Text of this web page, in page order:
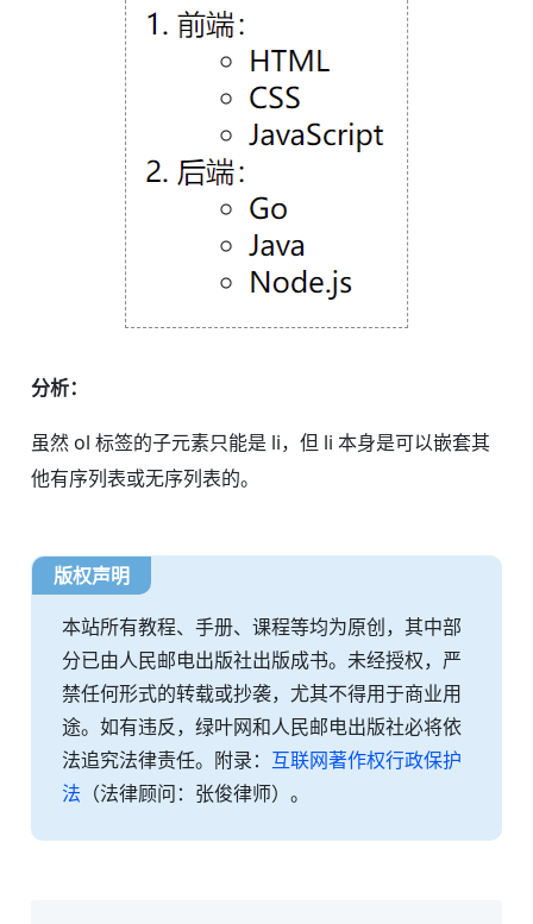
分析：
虽然 ol 标签的子元素只能是 li，但 li 本身是可以嵌套其
他有序列表或无序列表的。
版权声明
本站所有教程、手册、课程等均为原创，其中部
分已由人民邮电出版社出版成书。未经授权，严
禁任何形式的转载或抄袭，尤其不得用于商业用
途。如有违反，绿叶网和人民邮电出版社必将依
法追究法律责任。附录： 互联网著作权行政保护
法 （法律顾问：张俊律师）。